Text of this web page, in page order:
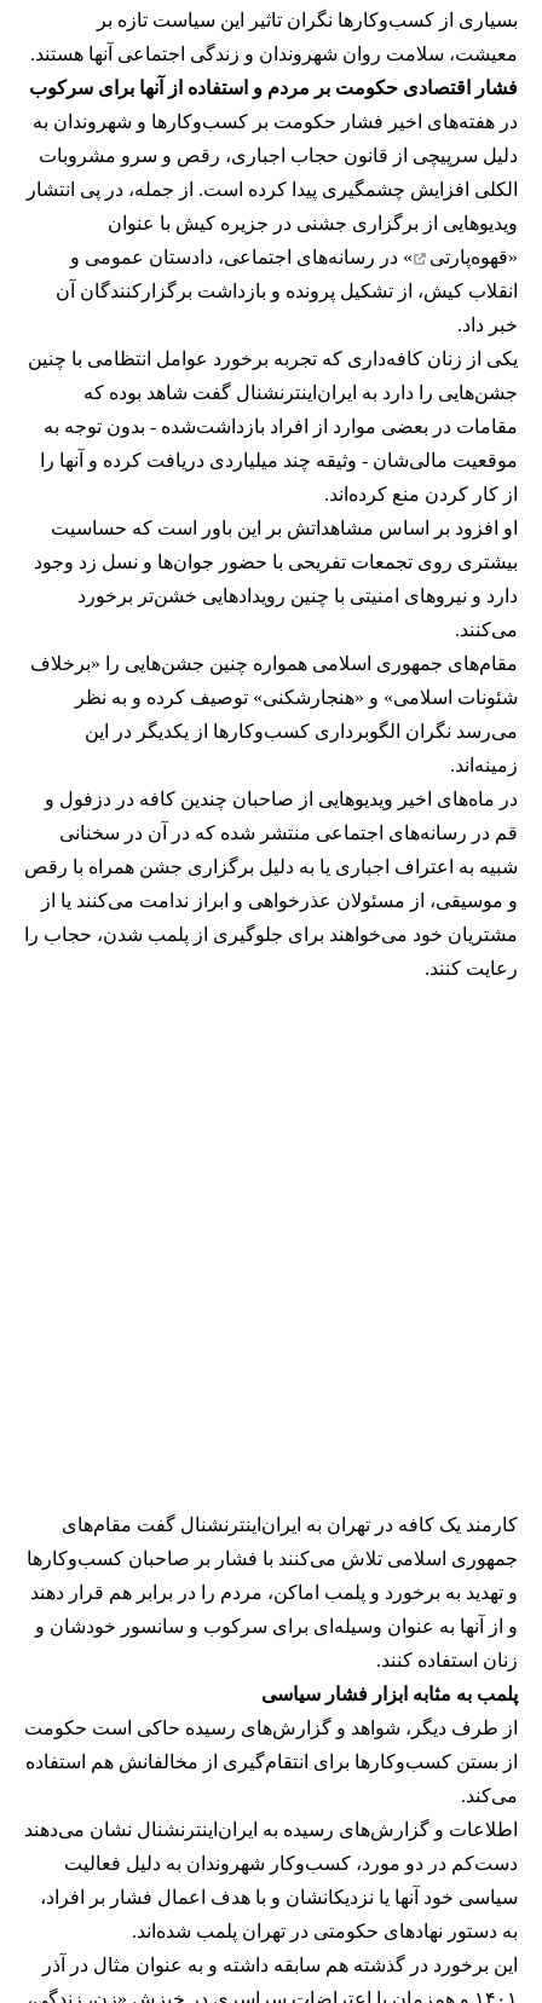
بسیاری از کسب‌وکارها نگران تاثیر این سیاست‌ تازه بر
معیشت، سلامت روان شهروندان و زندگی اجتماعی آنها هستند.
فشار اقتصادی حکومت بر مردم و استفاده از آنها برای سرکوب
در هفته‌های اخیر فشار حکومت بر کسب‌وکارها و شهروندان به
دلیل سرپیچی از قانون حجاب اجباری، رقص و سرو مشروبات
الکلی افزایش چشمگیری پیدا کرده است. از جمله، در پی انتشار
ویدیوهایی از برگزاری جشنی در جزیره کیش با عنوان
«قهوه‌پارتی
» در رسانه‌های اجتماعی، دادستان عمومی و
انقلاب کیش، از تشکیل پرونده و بازداشت برگزارکنندگان آن
خبر داد.
یکی از زنان کافه‌داری که تجربه برخورد عوامل انتظامی با چنین
جشن‌هایی را دارد به ایران‌اینترنشنال گفت شاهد بوده که
مقامات در بعضی موارد از افراد بازداشت‌‌شده - بدون توجه به
موقعیت مالی‌شان - وثیقه چند میلیاردی دریافت کرده و آنها را
از کار کردن منع کرده‌اند.
او افزود بر اساس مشاهداتش بر این باور است که حساسیت
بیشتری روی تجمعات تفریحی با حضور جوان‌ها و نسل زد وجود
دارد و نیروهای امنیتی با چنین رویدادهایی خشن‌تر برخورد
می‌کنند.
مقام‌های جمهوری اسلامی همواره چنین جشن‌هایی را «برخلاف
شئونات اسلامی» و «هنجارشکنی» توصیف کرده و به نظر
می‌رسد نگران الگوبرداری کسب‌وکارها از یکدیگر در این
زمینه‌اند.
در ماه‌های اخیر ویدیوهایی از صاحبان چندین کافه در دزفول و
قم در رسانه‌های اجتماعی منتشر شده که در آن در سخنانی
شبیه به اعتراف اجباری یا به دلیل برگزاری جشن همراه با رقص
و موسیقی، از مسئولان عذرخواهی و ابراز ندامت می‌کنند یا از
مشتریان خود می‌خواهند برای جلوگیری از پلمب شدن، حجاب را
رعایت کنند.
کارمند یک کافه در تهران به ایران‌اینترنشنال گفت مقام‌های
جمهوری اسلامی تلاش می‌کنند با فشار بر صاحبان کسب‌وکارها
و تهدید به برخورد و پلمب اماکن، مردم را در برابر هم قرار دهند
و از آنها به عنوان وسیله‌ای برای سرکوب و سانسور خودشان و
زنان استفاده کنند.
پلمب به مثابه ابزار فشار سیاسی
از طرف دیگر، شواهد و گزارش‌های رسیده حاکی است حکومت
از بستن کسب‌وکارها برای انتقام‌گیری از مخالفانش هم استفاده
می‌کند.
اطلاعات و گزارش‌های رسیده به ایران‌اینترنشنال نشان می‌دهند
دست‌کم در دو مورد، کسب‌وکار شهروندان به دلیل فعالیت
سیاسی خود آنها یا نزدیکانشان و با هدف اعمال فشار بر افراد،
به دستور نهادهای حکومتی در تهران پلمب شده‌اند.
این برخورد در گذشته هم سابقه داشته و به عنوان مثال در آذر
۱۴۰۱ و همزمان با اعتراضات سراسری در خیزش «زن، زندگی،